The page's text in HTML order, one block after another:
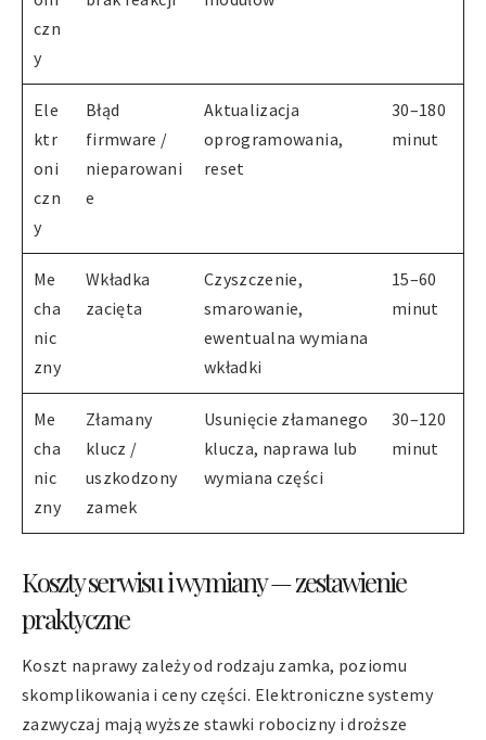
czn
y
Ele
ktr
oni
czn
y
Błąd
firmware /
nieparowani
e
Aktualizacja
oprogramowania,
reset
30–180
minut
Me
cha
nic
zny
Wkładka
zacięta
Czyszczenie,
smarowanie,
ewentualna wymiana
wkładki
15–60
minut
Me
cha
nic
zny
Złamany
klucz /
uszkodzony
zamek
Usunięcie złamanego
klucza, naprawa lub
wymiana części
30–120
minut
Koszty serwisu i wymiany — zestawienie
praktyczne
Koszt naprawy zależy od rodzaju zamka, poziomu
skomplikowania i ceny części. Elektroniczne systemy
zazwyczaj mają wyższe stawki robocizny i droższe